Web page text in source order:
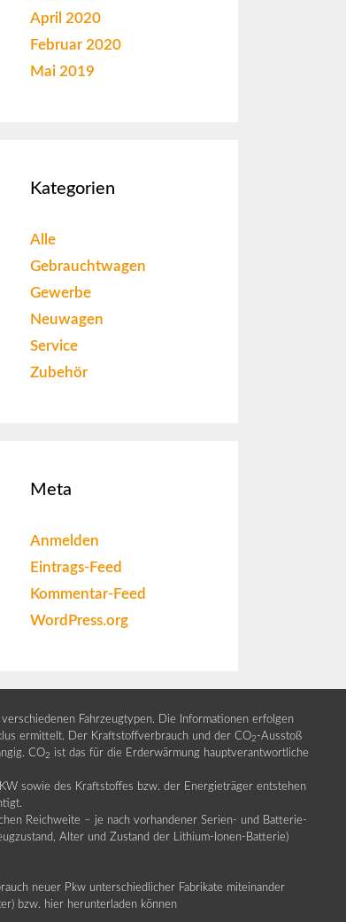
April 2020
Februar 2020
Mai 2019
Kategorien
Alle
Gebrauchtwagen
Gewerbe
Neuwagen
Service
Zubehör
Meta
Anmelden
Eintrags-Feed
Kommentar-Feed
WordPress.org
Fahrzeugtypen. Die Informationen erfolgen
ermittelt. Der Kraftstoffverbrauch und der CO2 -Ausstoß
CO2 ist das für die Erderwärmung hauptverantwortliche
sowie des Kraftstoffes bzw. der Energieträger entstehen
Reichweite – je nach vorhandener Serien- und Batterie-
Alter und Zustand der Lithium-Ionen-Batterie)
neuer Pkw unterschiedlicher Fabrikate miteinander
bzw. hier herunterladen können